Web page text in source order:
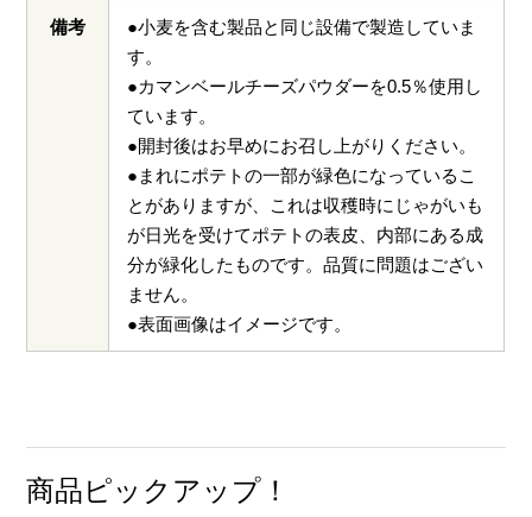
備考
●小麦を含む製品と同じ設備で製造していま
す。
●カマンベールチーズパウダーを0.5％使用し
ています。
●開封後はお早めにお召し上がりください。
●まれにポテトの一部が緑色になっているこ
とがありますが、これは収穫時にじゃがいも
が日光を受けてポテトの表皮、内部にある成
分が緑化したものです。品質に問題はござい
ません。
●表面画像はイメージです。
商品ピックアップ！